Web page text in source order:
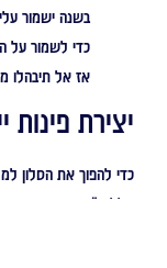
בשנה ישמור
כדי לשמור על
אז אל תיבהלו
יצירת פינות
כדי להפוך את הסלון
חללים". פינת קריאה